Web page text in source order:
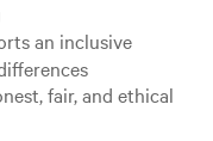
an inclusive
fair, and ethical